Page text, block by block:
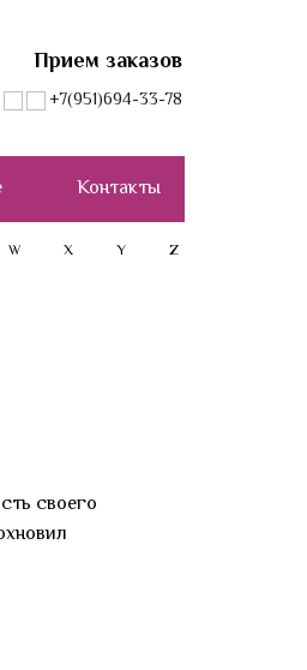
Прием заказов
+7(951)694-33-78
Контакты
W X Y Z
своего